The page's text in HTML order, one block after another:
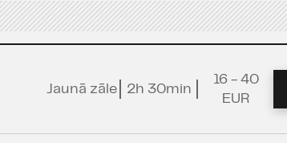
Jaunā zāle 2h 30min
16 - 40
EUR